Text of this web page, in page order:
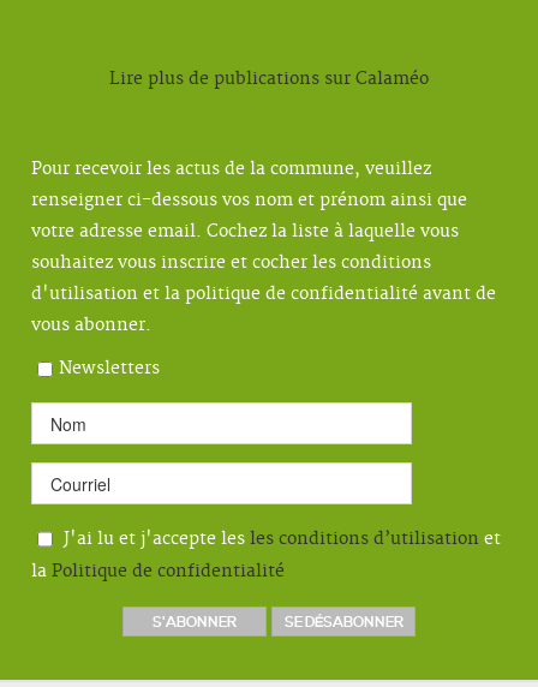
Lire plus de publications sur Calaméo
Pour recevoir les actus de la commune, veuillez
renseigner ci-dessous vos nom et prénom ainsi que
votre adresse email. Cochez la liste à laquelle vous
souhaitez vous inscrire et cocher les conditions
d'utilisation et la politique de confidentialité avant de
vous abonner.
Newsletters
J'ai lu et j'accepte les les conditions d’utilisation et
la Politique de confidentialité